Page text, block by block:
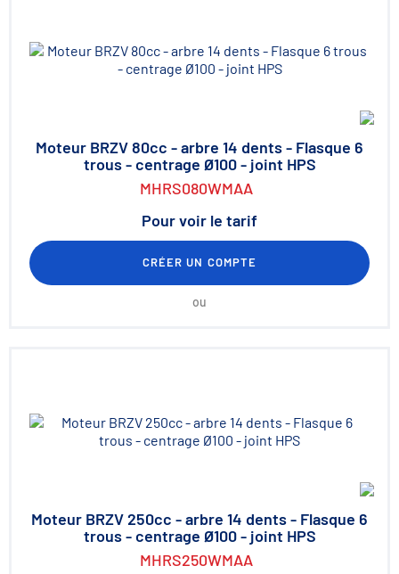
Moteur BRZV 80cc - arbre 14 dents - Flasque 6
trous - centrage Ø100 - joint HPS
MHRS080WMAA
Pour voir le tarif
CRÉER UN COMPTE
ou
Moteur BRZV 250cc - arbre 14 dents - Flasque 6
trous - centrage Ø100 - joint HPS
MHRS250WMAA